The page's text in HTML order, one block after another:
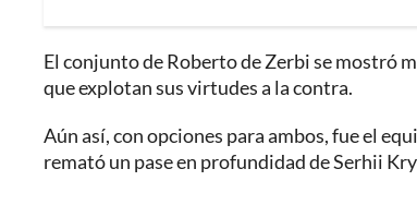
El conjunto de Roberto de Zerbi se mostró
que explotan sus virtudes a la contra.
Aún así, con opciones para ambos, fue el
remató un pase en profundidad de Serhii